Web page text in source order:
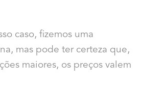
caso, fizemos uma
mas pode ter certeza que,
maiores, os preços valem